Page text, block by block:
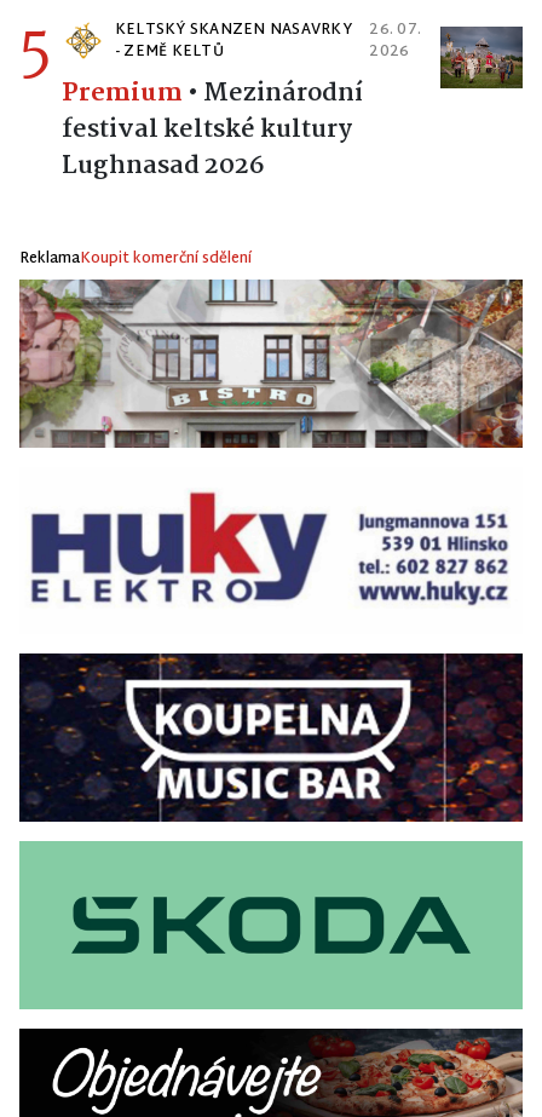
5
KELTSKÝ SKANZEN NASAVRKY
- ZEMĚ KELTŮ
26. 07.
2026
Premium • Mezinárodní
festival keltské kultury
Lughnasad 2026
ReklamaKoupit komerční sdělení